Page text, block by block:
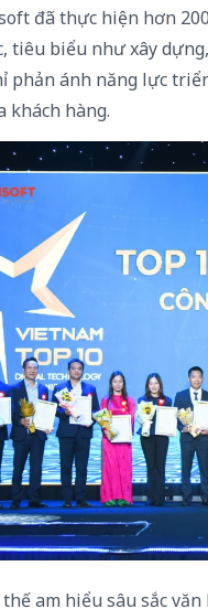
đã thực hiện hơn
tiêu biểu như xây
phản ánh năng lực
khách hàng.
am hiểu sâu sắc